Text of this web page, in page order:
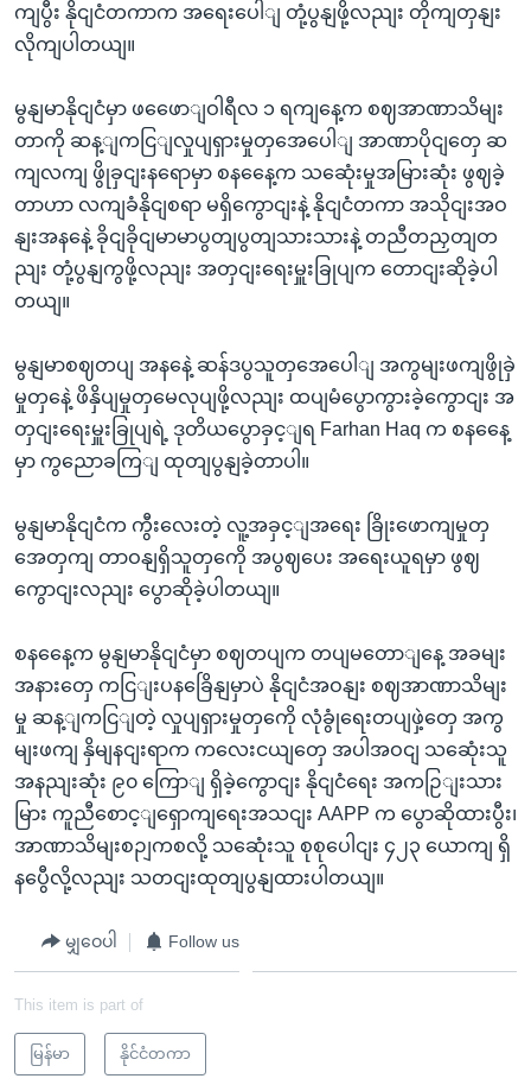
ကျပွီး နိုငျငံတကာက အရေးပေါျ တုံ့ပွနျဖို့လညျး တိုကျတှနျး
လိုကျပါတယျ။
မွနျမာနိုငျငံမှာ ဖဖေောျဝါရီလ ၁ ရကျနေ့က စဈအာဏာသိမျး
တာကို ဆန့ျကငြျလှုပျရှားမှုတှအေပေါျ အာဏာပိုငျတှေ ဆ
ကျလကျ ဖွိုခှငျးနရောမှာ စနနေေ့က သဆေုံးမှုအမြားဆုံး ဖွဈခဲ့
တာဟာ လကျခံနိုငျစရာ မရှိကွောငျးနဲ့ နိုငျငံတကာ အသိုငျးအဝ
နျးအနနေဲ့ ခိုငျခိုငျမာမာပွတျပွတျသားသားနဲ့ တညီတညှတျတ
ညျး တုံ့ပွနျကွဖို့လညျး အတှငျးရေးမှူးခြုပျက တောငျးဆိုခဲ့ပါ
တယျ။
မွနျမာစဈတပျ အနနေဲ့ ဆန်ဒပွသူတှအေပေါျ အကွမျးဖကျဖွိုခှဲ
မှုတှနေဲ့ ဖိနှိပျမှုတှမေလုပျဖို့လညျး ထပျမံပွောကွားခဲ့ကွောငျး အ
တှငျးရေးမှူးခြုပျရဲ့ ဒုတိယပွောခှင့ျရ Farhan Haq က စနနေေ့
မှာ ကွညောခကြျ ထုတျပွနျခဲ့တာပါ။
မွနျမာနိုငျငံက ကွီးလေးတဲ့ လူ့အခှင့ျအရေး ခြိုးဖောကျမှုတှ
အေတှကျ တာဝနျရှိသူတှကေို အပွဈပေး အရေးယူရမှာ ဖွဈ
ကွောငျးလညျး ပွောဆိုခဲ့ပါတယျ။
စနနေေ့က မွနျမာနိုငျငံမှာ စဈတပျက တပျမတောျနေ့ အခမျး
အနားတှေ ကငြျးပနခြေိနျမှာပဲ နိုငျငံအဝနျး စဈအာဏာသိမျး
မှု ဆန့ျကငြျတဲ့ လှုပျရှားမှုတှကေို လုံခွုံရေးတပျဖှဲ့တှေ အကွ
မျးဖကျ နှိမျနငျးရာက ကလေးငယျတှေ အပါအဝငျ သဆေုံးသူ
အနညျးဆုံး ၉၀ ကြောျ ရှိခဲ့ကွောငျး နိုငျငံရေး အကဉြျးသား
မြား ကူညီစောင့ျရှောကျရေးအသငျး AAPP က ပွောဆိုထားပွီး၊
အာဏာသိမျးစဉျကစလို့ သဆေုံးသူ စုစုပေါငျး ၄၂၃ ယောကျ ရှိ
နပွေီလို့လညျး သတငျးထုတျပွနျထားပါတယျ။
မျှဝေပါ Follow us
This item is part of
မြန်မာ နိုင်ငံတကာ